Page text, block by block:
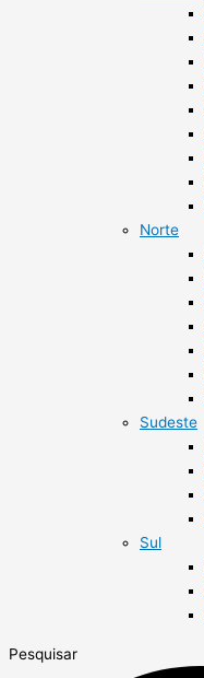
Norte
Sudeste
Sul
Pesquisar